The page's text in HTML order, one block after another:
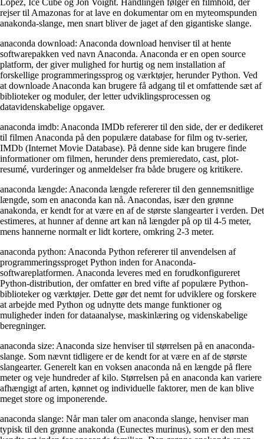
rejser til Amazonas for at lave en dokumentar om en myteomspunden
anakonda-slange, men snart bliver de jaget af den gigantiske slange.
anaconda download: Anaconda download henviser til at hente
softwarepakken ved navn Anaconda. Anaconda er en open source
platform, der giver mulighed for hurtig og nem installation af
forskellige programmeringssprog og værktøjer, herunder Python. Ved
at downloade Anaconda kan brugere få adgang til et omfattende sæt af
biblioteker og moduler, der letter udviklingsprocessen og
datavidenskabelige opgaver.
anaconda imdb: Anaconda IMDb refererer til den side, der er dedikeret
til filmen Anaconda på den populære database for film og tv-serier,
IMDb (Internet Movie Database). På denne side kan brugere finde
informationer om filmen, herunder dens premieredato, cast, plot-
resumé, vurderinger og anmeldelser fra både brugere og kritikere.
anaconda længde: Anaconda længde refererer til den gennemsnitlige
længde, som en anaconda kan nå. Anacondas, især den grønne
anakonda, er kendt for at være en af de største slangearter i verden. Det
estimeres, at hunner af denne art kan nå længder på op til 4-5 meter,
mens hannerne normalt er lidt kortere, omkring 2-3 meter.
anaconda python: Anaconda Python refererer til anvendelsen af ​​
programmeringssproget Python inden for Anaconda-
softwareplatformen. Anaconda leveres med en forudkonfigureret
Python-distribution, der omfatter en bred vifte af populære Python-
biblioteker og værktøjer. Dette gør det nemt for udviklere og forskere
at arbejde med Python og udnytte dets mange funktioner og
muligheder inden for dataanalyse, maskinlæring og videnskabelige
beregninger.
anaconda size: Anaconda size henviser til størrelsen på en anaconda-
slange. Som nævnt tidligere er de kendt for at være en af ​​de største
slangearter. Generelt kan en voksen anaconda nå en længde på flere
meter og veje hundreder af kilo. Størrelsen på en anaconda kan variere
afhængigt af arten, kønnet og individuelle faktorer, men de kan blive
meget store og imponerende.
anaconda slange: Når man taler om anaconda slange, henviser man
typisk til den grønne anakonda (Eunectes murinus), som er den mest